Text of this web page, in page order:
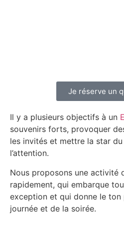
Je réserve un
Il y a plusieurs objectifs à un
souvenirs forts, provoquer
les invités et mettre la star
l’attention.
Nous proposons une activité
rapidement, qui embarque
exception et qui donne le ton
journée et de la soirée.